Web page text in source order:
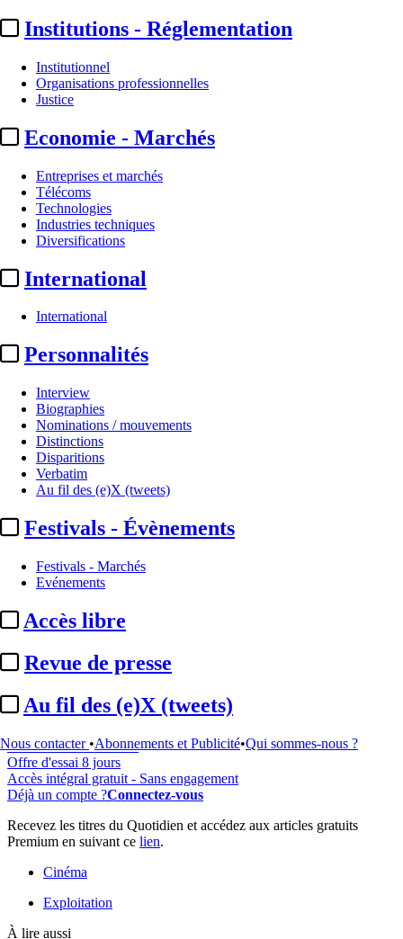
Institutions - Réglementation
Institutionnel
Organisations professionnelles
Justice
Economie - Marchés
Entreprises et marchés
Télécoms
Technologies
Industries techniques
Diversifications
International
International
Personnalités
Interview
Biographies
Nominations / mouvements
Distinctions
Disparitions
Verbatim
Au fil des (e)X (tweets)
Festivals - Évènements
Festivals - Marchés
Evénements
Accès libre
Revue de presse
Au fil des (e)X (tweets)
Nous contacter •Abonnements et Publicité•Qui sommes-nous ?
Exploitation
Unic / Boxoffice Pro :
publication du 2e classement
« Giants of Exhibition ...
Actualité n° 284572
Cet article est réservé à nos abonnés
98% reste à lire
Pour accéder à cet article, à l'ensemble du site, découvrez nos
formules d'abonnement.
S'abonner à Satellifacts
Offre d'essai 8 jours
Accès intégral gratuit - Sans engagement
Déjà un compte ?Connectez-vous
Recevez les titres du Quotidien et accédez aux articles gratuits
Premium en suivant ce lien.
Cinéma
Exploitation
À lire aussi